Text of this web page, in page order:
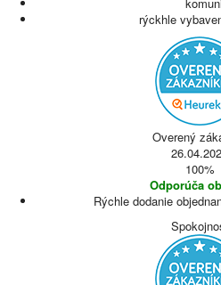
rýckhle
Overený
100%
Odporúča
Rýchle dodanie